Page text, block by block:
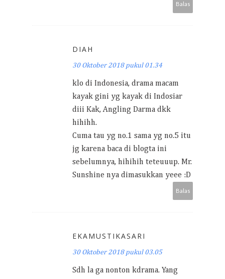
Balas
DIAH
30 Oktober 2018 pukul 01.34
klo di Indonesia, drama macam
kayak gini yg kayak di Indosiar
diii Kak, Angling Darma dkk
hihihh.
Cuma tau yg no.1 sama yg no.5 itu
jg karena baca di blogta ini
sebelumnya, hihihih teteuuup. Mr.
Sunshine nya dimasukkan yeee :D
Balas
EKAMUSTIKASARI
30 Oktober 2018 pukul 03.05
Sdh la ga nonton kdrama. Yang